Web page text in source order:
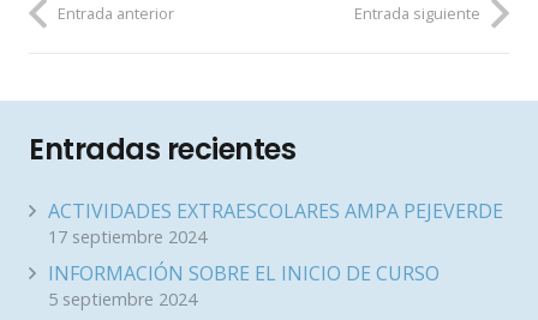
Entrada anterior Entrada siguiente
Entradas recientes
ACTIVIDADES EXTRAESCOLARES AMPA PEJEVERDE
17 septiembre 2024
INFORMACIÓN SOBRE EL INICIO DE CURSO
5 septiembre 2024